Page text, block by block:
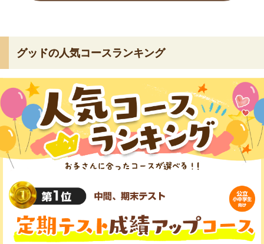
グッドの人気コースランキング